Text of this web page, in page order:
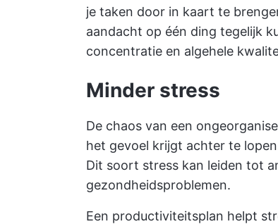
je taken door in kaart te
aandacht op één ding tegelijk
concentratie en algehele
Minder stress
De chaos van een
het gevoel krijgt achter te
Dit soort stress kan leiden tot
gezondheidsproblemen.
Een productiviteitsplan helpt